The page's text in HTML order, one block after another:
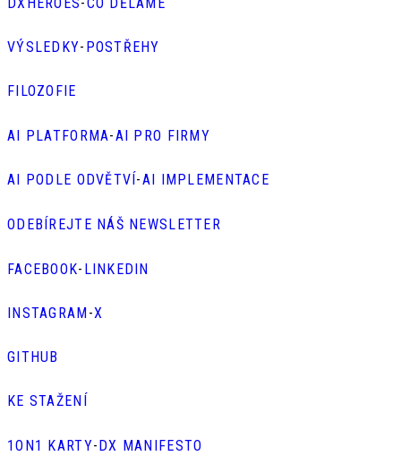
VÝSLEDKY- POSTŘEHY
FILOZOFIE
AI PLATFORMA-AI PRO FIRMY
AI PODLE ODVĚTVÍ-AI IMPLEMENTACE
ODEBÍREJTE NÁŠ NEWSLETTER
FACEBOOK- LINKEDIN
INSTAGRAM-X
GITHUB
KE STAŽENÍ
1ON1 KARTY-DX MANIFESTO